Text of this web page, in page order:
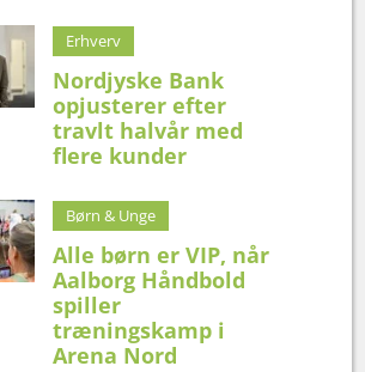
Erhverv
Nordjyske Bank
opjusterer efter
travlt halvår med
flere kunder
Børn & Unge
Alle børn er VIP, når
Aalborg Håndbold
spiller
træningskamp i
Arena Nord